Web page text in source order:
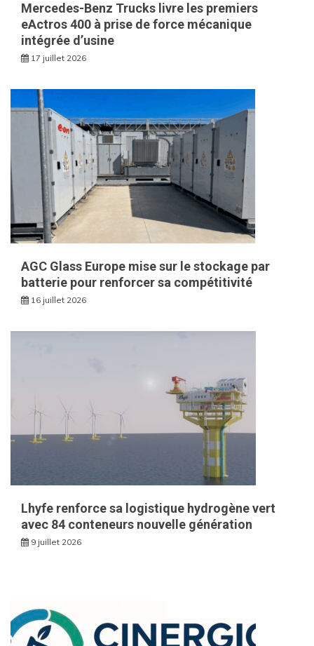
Mercedes-Benz Trucks livre les premiers
eActros 400 à prise de force mécanique
intégrée d’usine
17 juillet 2026
AGC Glass Europe mise sur le stockage par
batterie pour renforcer sa compétitivité
16 juillet 2026
Lhyfe renforce sa logistique hydrogène vert
avec 84 conteneurs nouvelle génération
9 juillet 2026